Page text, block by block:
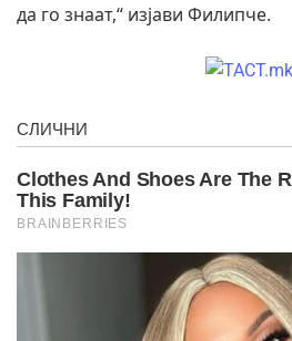
да го знаат,“ изјави Филипче.